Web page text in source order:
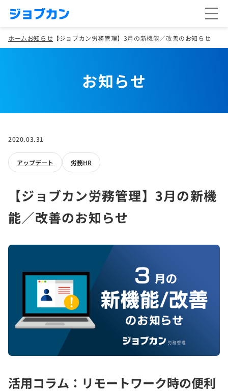
ホームお知らせ 【ジョブカン労務管理】3月の新機能／改善のお知らせ
お知らせ
2020.03.31
アップデート 労務HR
【ジョブカン労務管理】3月の新機
能／改善のお知らせ
活用コラム：リモートワーク時の便利